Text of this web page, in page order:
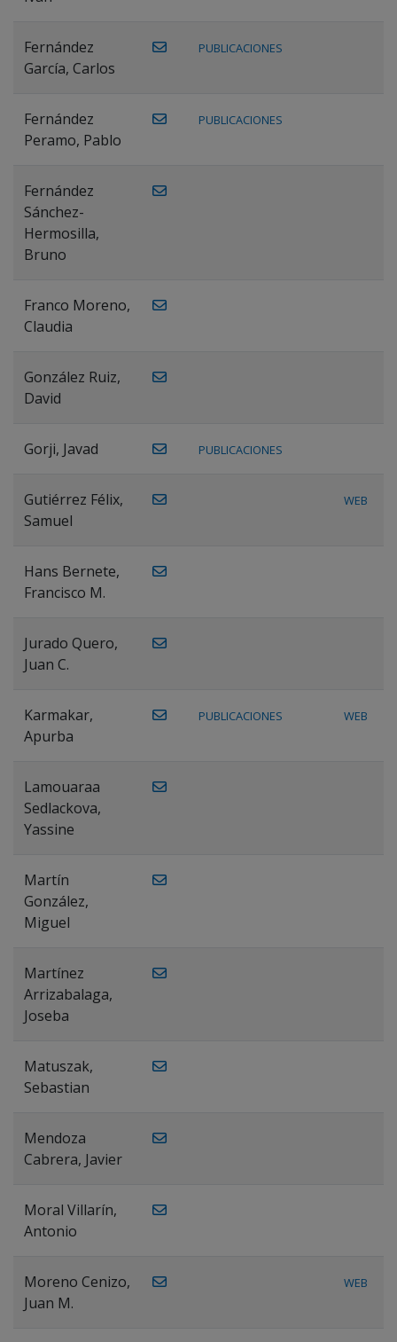
Fernández
García, Carlos
PUBLICACIONES
Fernández
Peramo, Pablo
PUBLICACIONES
Fernández
Sánchez-
Hermosilla,
Bruno
Franco Moreno,
Claudia
González Ruiz,
David
Gorji, Javad PUBLICACIONES
Gutiérrez Félix,
Samuel
WEB
Hans Bernete,
Francisco M.
Jurado Quero,
Juan C.
Karmakar,
Apurba
PUBLICACIONES WEB
Lamouaraa
Sedlackova,
Yassine
Martín
González,
Miguel
Martínez
Arrizabalaga,
Joseba
Matuszak,
Sebastian
Mendoza
Cabrera, Javier
Moral Villarín,
Antonio
Moreno Cenizo,
Juan M.
WEB